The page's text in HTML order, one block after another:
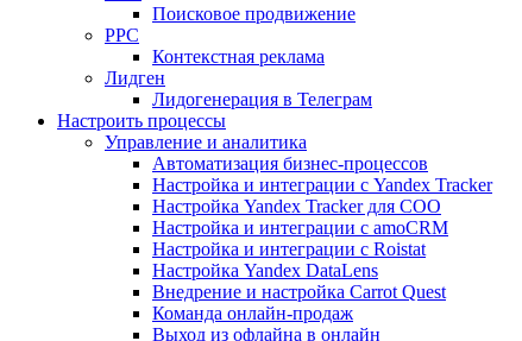
Поисковое продвижение
PPC
Контекстная реклама
Лидген
Лидогенерация в Телеграм
Настроить процессы
Управление и аналитика
Автоматизация бизнес-процессов
Настройка и интеграции с Yandex Tracker
Настройка Yandex Tracker для СОО
Настройка и интеграции с amoCRM
Настройка и интеграции с Roistat
Настройка Yandex DataLens
Внедрение и настройка Carrot Quest
Команда онлайн-продаж
Выход из офлайна в онлайн